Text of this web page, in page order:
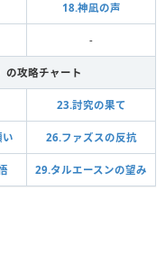
18.神凪の声
-
の攻略チャート
23.討究の果て
26.ファズスの反抗
29.タルエースンの望み